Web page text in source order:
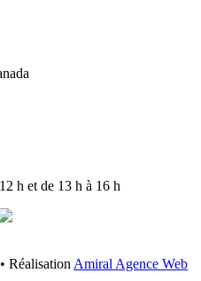
h et de 13 h à 16 h
Réalisation Amiral Agence Web